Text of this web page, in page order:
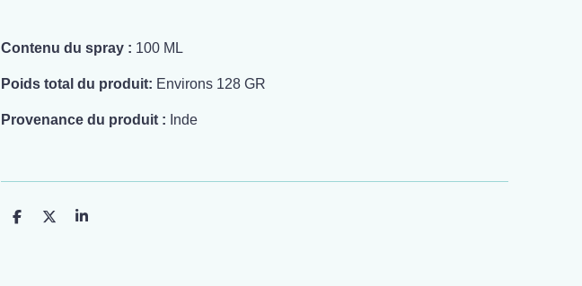
Contenu du spray : 100 ML
Poids total du produit: Environs 128 GR
Provenance du produit : Inde
P
P
P